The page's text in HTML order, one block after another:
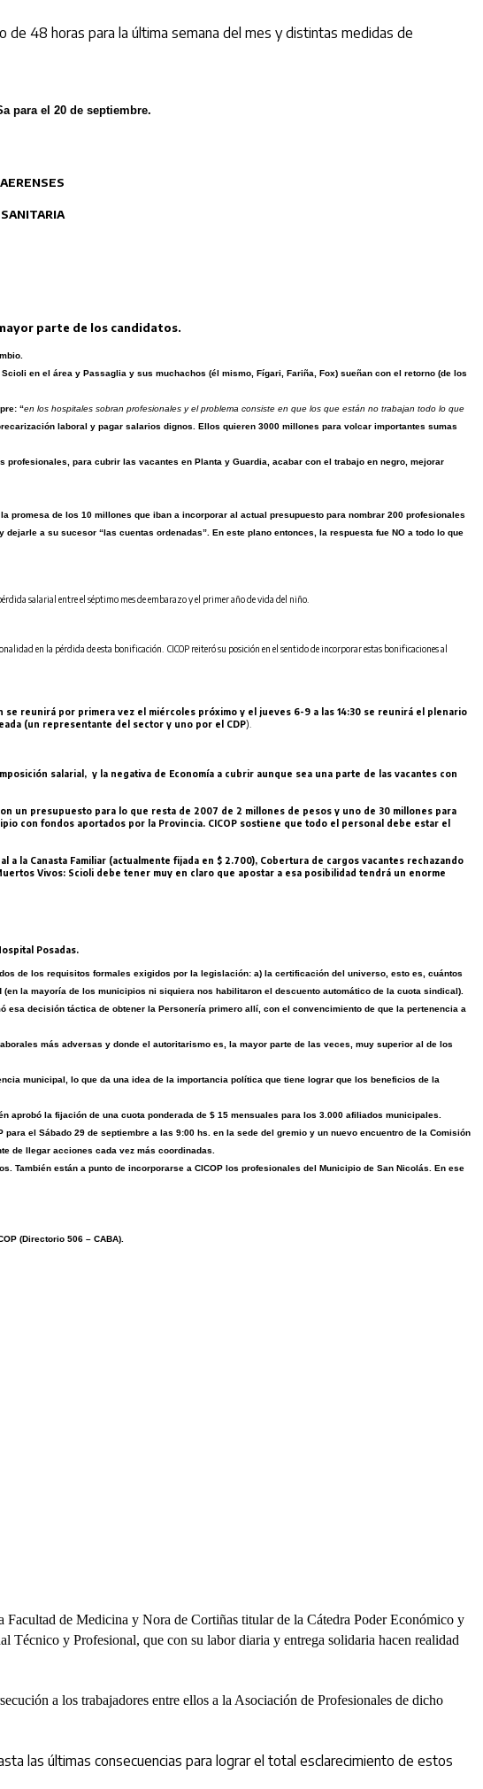
de 48 horas para la última semana del mes y distintas medidas de
para el 20 de septiembre.
parte de los candidatos.
en el área y Passaglia y sus muchachos (él mismo, Fígari, Fariña, Fox) sueñan con el retorno (de los
“en los hospitales sobran profesionales y el problema consiste en que los que están no trabajan todo lo que
laboral y pagar salarios dignos. Ellos quieren 3000 millones para volcar importantes sumas
para cubrir las vacantes en Planta y Guardia, acabar con el trabajo en negro, mejorar
de los 10 millones que iban a incorporar al actual presupuesto para nombrar 200 profesionales
a su sucesor “las cuentas ordenadas”. En este plano entonces, la respuesta fue NO a todo lo que
salarial entre el séptimo mes de embarazo y el primer año de vida del niño.
en la pérdida de esta bonificación. CICOP reiteró su posición en el sentido de incorporar estas bonificaciones al
se reunirá por primera vez el miércoles próximo y el jueves 6-9 a las 14:30 se reunirá el plenario
(un representante del sector y uno por el CDP).
salarial, y la negativa de Economía a cubrir aunque sea una parte de las vacantes con
un presupuesto para lo que resta de 2007 de 2 millones de pesos y uno de 30 millones para
con fondos aportados por la Provincia. CICOP sostiene que todo el personal debe estar el
la Canasta Familiar (actualmente fijada en $ 2.700), Cobertura de cargos vacantes rechazando
Vivos: Scioli debe tener muy en claro que apostar a esa posibilidad tendrá un enorme
Posadas.
de los requisitos formales exigidos por la legislación: a) la certificación del universo, esto es, cuántos
la mayoría de los municipios ni siquiera nos habilitaron el descuento automático de la cuota sindical).
decisión táctica de obtener la Personería primero allí, con el convencimiento de que la pertenencia a
más adversas y donde el autoritarismo es, la mayor parte de las veces, muy superior al de los
municipal, lo que da una idea de la importancia política que tiene lograr que los beneficios de la
aprobó la fijación de una cuota ponderada de $ 15 mensuales para los 3.000 afiliados municipales.
el Sábado 29 de septiembre a las 9:00 hs. en la sede del gremio y un nuevo encuentro de la Comisión
de llegar acciones cada vez más coordinadas.
están a punto de incorporarse a CICOP los profesionales del Municipio de San Nicolás. En ese
(Directorio 506 – CABA).
de Medicina y Nora de Cortiñas titular de la Cátedra Poder Económico y
Técnico y Profesional, que con su labor diaria y entrega solidaria hacen realidad
a los trabajadores entre ellos a la Asociación de Profesionales de dicho
las últimas consecuencias para lograr el total esclarecimiento de estos